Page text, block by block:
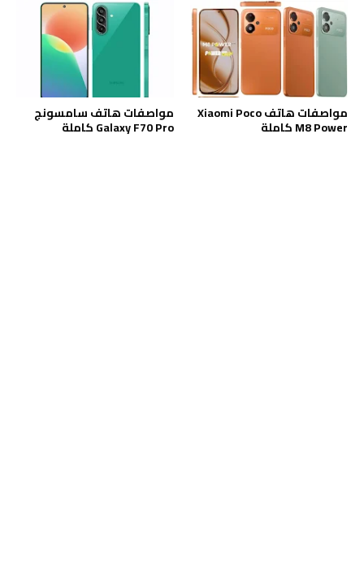
مواصفات هاتف Xiaomi Poco
M8 Power كاملة
مواصفات هاتف سامسونج
Galaxy F70 Pro كاملة